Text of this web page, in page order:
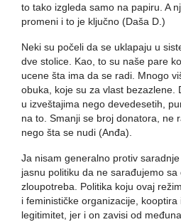
to tako izgleda samo na papiru. A
promeni i to je ključno (Daša D.)
Neki su počeli da se uklapaju u
dve stolice. Kao, to su naše pare
ucene šta ima da se radi. Mnogo
obuka, koje su za vlast bezazlene.
u izveštajima nego devedesetih,
na to. Smanji se broj donatora, ne
nego šta se nudi (Anđa).
Ja nisam generalno protiv
jasnu politiku da ne sarađujemo
zloupotreba. Politika koju ovaj
i feminističke organizacije,
legitimitet, jer i on zavisi od